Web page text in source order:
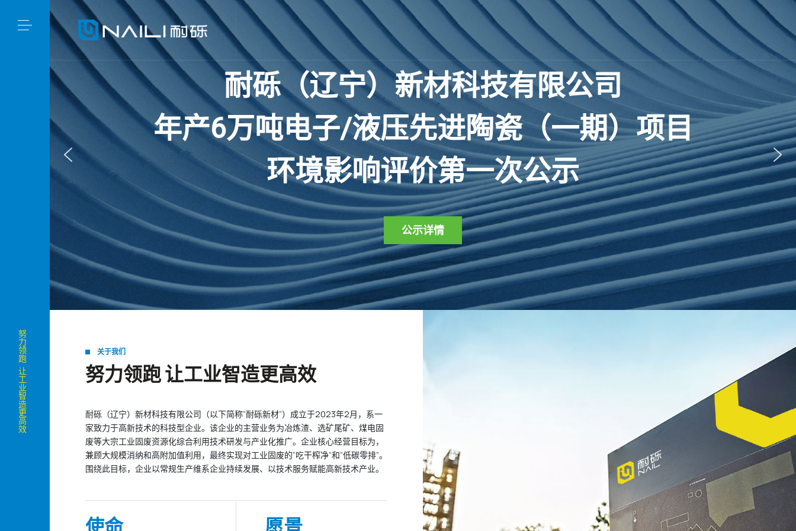
努力领跑 让工业智造更高效
耐砾（辽宁）新材科技有限公司
年产6万吨电子/液压先进陶瓷（一期）项目
环境影响评价第一次公示
公示详情
关于我们
努力领跑 让工业智造更高效
耐砾（辽宁）新材科技有限公司（以下简称“耐砾新材”）成立于2023年2月，系一
家致力于高新技术的科技型企业。该企业的主营业务为冶炼渣、选矿尾矿、煤电固
废等大宗工业固废资源化综合利用技术研发与产业化推广。企业核心经营目标为，
兼顾大规模消纳和高附加值利用，最终实现对工业固废的“吃干榨净”和“低碳零排”。
围绕此目标，企业以常规生产维系企业持续发展、以技术服务赋能高新技术产业。